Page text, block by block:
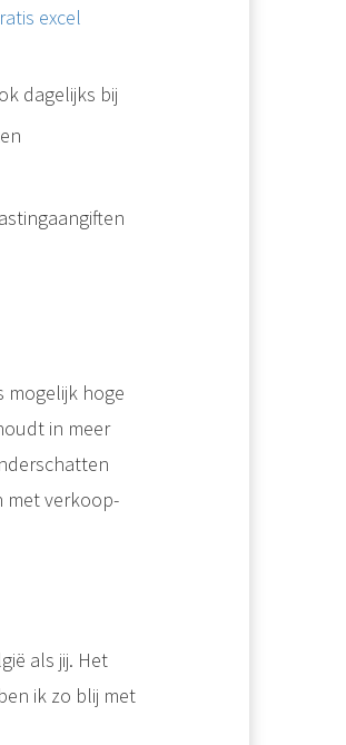
excel
dagelijks bij
mogelijk hoge
in meer
met verkoop-
als jij. Het
ik zo blij met